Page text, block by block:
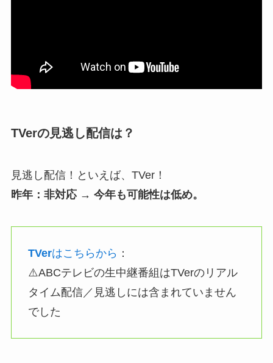
TVerの見逃し配信は？
見逃し配信！といえば、TVer！
昨年：非対応 → 今年も可能性は低め。
TVerはこちらから ：
⚠️ABCテレビの生中継番組はTVerのリアル
タイム配信／見逃しには含まれていません
でした